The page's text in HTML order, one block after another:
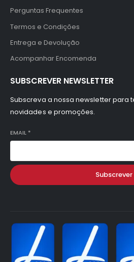
Perguntas Frequentes
Termos e Condições
Entrega e Devolução
Acompanhar Encomenda
SUBSCREVER NEWSLETTER
Subscreva a nossa newsletter para
novidades e promoções.
EMAIL *
Subscrever